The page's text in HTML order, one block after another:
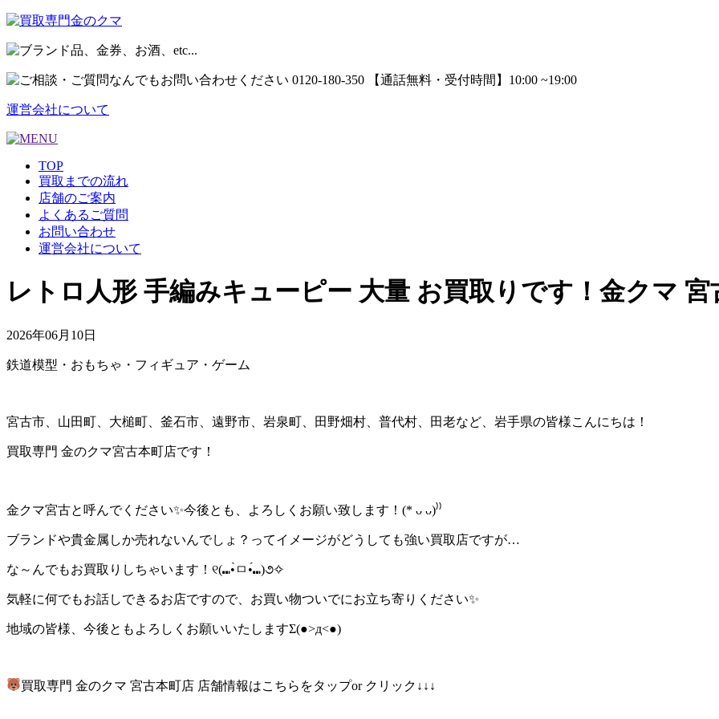
運営会社について
TOP
買取までの流れ
店舗のご案内
よくあるご質問
お問い合わせ
運営会社について
レトロ人形 手編みキューピー 大量 お買取りです！金クマ 宮
2026年06月10日
鉄道模型・おもちゃ・フィギュア・ゲーム
宮古市、山田町、大槌町、釜石市、遠野市、岩泉町、田野畑村、普代村、田老など、岩手県の皆様こんにちは！
買取専門 金のクマ宮古本町店です！
金クマ宮古と呼んでください✨今後とも、よろしくお願い致します！ (* ᴗ ᴗ)⁾⁾
ブランドや貴金属しか売れないんでしょ？ってイメージがどうしても強い買取店ですが…
な～んでもお買取りしちゃいます！୧(⑉•̀ㅁ•́⑉)૭✧
気軽に何でもお話しできるお店ですので、お買い物ついでにお立ち寄りください✨
地域の皆様、今後ともよろしくお願いいたしますΣ(●>д<●)
買取専門 金のクマ 宮古本町店 店舗情報はこちらをタップor クリック↓↓↓